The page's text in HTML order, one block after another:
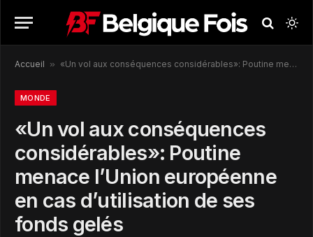
Accueil » «Un vol aux conséquences considérables»: Poutine menace l’Union européenne en cas d’utilisation de ses fonds gelés
MONDE
«Un vol aux conséquences
considérables»: Poutine
menace l’Union européenne
en cas d’utilisation de ses
fonds gelés